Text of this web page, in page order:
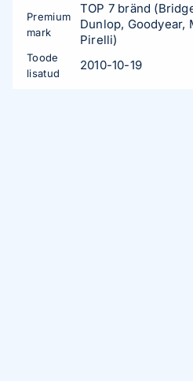
Premium
mark
TOP 7 bränd
Dunlop, Goodyear,
Pirelli)
Toode
lisatud
2010-10-19